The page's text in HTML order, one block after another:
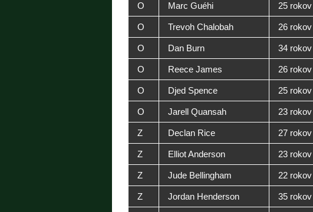
O Marc Guéhi 25 rokov
O Trevoh Chalobah 26 rokov
O Dan Burn 34 rokov
O Reece James 26 rokov
O Djed Spence 25 rokov
O Jarell Quansah 23 rokov
Z Declan Rice 27 rokov
Z Elliot Anderson 23 rokov
Z Jude Bellingham 22 rokov
Z Jordan Henderson 35 rokov